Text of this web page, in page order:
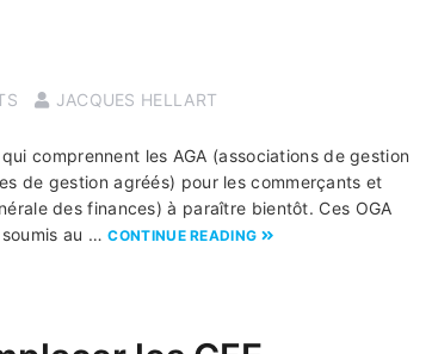
JACQUES HELLART
comprennent les AGA (associations de gestion
de gestion agréés) pour les commerçants et
des finances) à paraître bientôt. Ces OGA
soumis au …CONTINUE READING